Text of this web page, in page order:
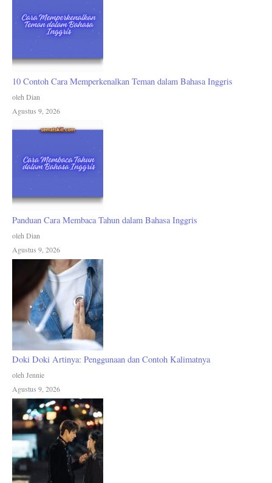
10 Contoh Cara Memperkenalkan Teman dalam Bahasa Inggris
oleh Dian
Agustus 9, 2026
Panduan Cara Membaca Tahun dalam Bahasa Inggris
oleh Dian
Agustus 9, 2026
Doki Doki Artinya: Penggunaan dan Contoh Kalimatnya
oleh Jennie
Agustus 9, 2026